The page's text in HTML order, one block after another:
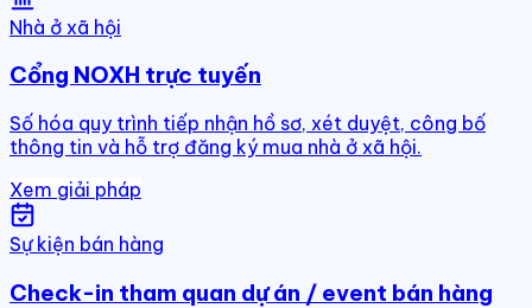
Nhà ở xã hội
Cổng NOXH trực tuyến
Số hóa quy trình tiếp nhận hồ sơ, xét duyệt, công bố
thông tin và hỗ trợ đăng ký mua nhà ở xã hội.
Xem giải pháp
Sự kiện bán hàng
Check-in tham quan dự án / event bán hàng